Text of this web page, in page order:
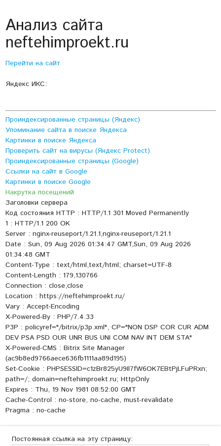
Анализ сайта
neftehimproekt.ru
Перейти на сайт
Яндекс ИКС:
Проиндексированные страницы (Яндекс)
Упоминание сайта в поиске Яндекса
Картинки в поиске Яндекса
Проверить сайт на вирусы (Яндекс Protect)
Проиндексированные страницы (Google)
Ссылки на сайт в Google
Картинки в поиске Google
Накрутка посещений
Заголовки сервера
Код состояния HTTP : HTTP/1.1 301 Moved Permanently
1 : HTTP/1.1 200 OK
Server : nginx-reuseport/1.21.1,nginx-reuseport/1.21.1
Date : Sun, 09 Aug 2026 01:34:47 GMT,Sun, 09 Aug 2026
01:34:48 GMT
Content-Type : text/html,text/html; charset=UTF-8
Content-Length : 179,130766
Connection : close,close
Location : https://neftehimproekt.ru/
Vary : Accept-Encoding
X-Powered-By : PHP/7.4.33
P3P : policyref="/bitrix/p3p.xml", CP="NON DSP COR CUR ADM
DEV PSA PSD OUR UNR BUS UNI COM NAV INT DEM STA"
X-Powered-CMS : Bitrix Site Manager
(ac9b8ed9766aece636fb1111aa89d195)
Set-Cookie : PHPSESSID=c1zBr825yU9Il7fW6OK7EBtPjLFuPRxn;
path=/; domain=neftehimproekt.ru; HttpOnly
Expires : Thu, 19 Nov 1981 08:52:00 GMT
Cache-Control : no-store, no-cache, must-revalidate
Pragma : no-cache
Постоянная ссылка на эту страницу: